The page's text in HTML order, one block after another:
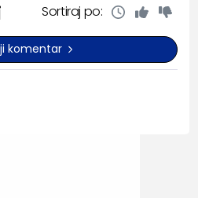
Sortiraj po:
komentar